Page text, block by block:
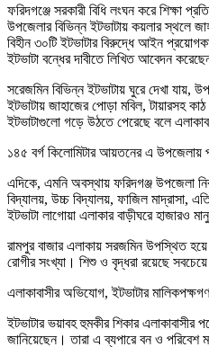
ফরিদগঞ্জে সরকারী বিধি লংঘন করে শিক্ষা
উপজেলার বিভিন্ন ইটভাটায় কয়লার স্থলে
বিহীন ৩০টি ইটভাটার বিরুদ্ধে আইন
ইটভাটা বন্ধের দাবীতে লিখিত আবেদন
সরেজমিন বিভিন্ন ইটভাটায় ঘুরে দেখা যায়,
ইটভাটায় জাহাজের পোড়া মবিল, টায়ারসহ
ইটভাটাগুলো গড়ে উঠতে পেরেছে বলে
১৪৫ বর্গ কিলোমিটার আয়তনের এ উপজেলায়
এদিকে, এমনি অবস্থায় ফরিদগঞ্জ উপজেলা
বিদ্যালয়, উচ্চ বিদ্যালয়, ফাজিল মাদ্রাসা,
ইটভাটা লাগোয়া এলাকার বাড়ীঘরে হাজারও
রামপুর বাজার এলাকায় সরজমিন উপস্থিত
রোগীর সংখ্যা। শিশু ও বৃদ্ধরা রয়েছে
এলাকাবাসীর অভিযোগ, ইটভাটার
ইটভাটার ভয়াবহ হুমকীর শিকার
জানিয়েছেন। তারা এ ব্যপারে বন ও পরিবেশ